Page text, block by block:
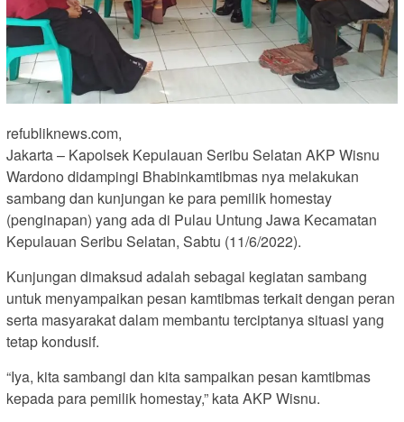
refubliknews.com,
Jakarta – Kapolsek Kepulauan Seribu Selatan AKP Wisnu
Wardono didampingi Bhabinkamtibmas nya melakukan
sambang dan kunjungan ke para pemilik homestay
(penginapan) yang ada di Pulau Untung Jawa Kecamatan
Kepulauan Seribu Selatan, Sabtu (11/6/2022).
Kunjungan dimaksud adalah sebagai kegiatan sambang
untuk menyampaikan pesan kamtibmas terkait dengan peran
serta masyarakat dalam membantu terciptanya situasi yang
tetap kondusif.
“Iya, kita sambangi dan kita sampaikan pesan kamtibmas
kepada para pemilik homestay,” kata AKP Wisnu.